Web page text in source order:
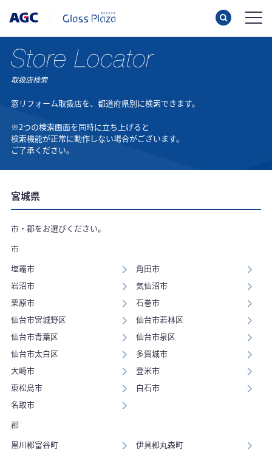
取扱店検索
窓リフォーム取扱店を、都道府県別に検索できます。
※2つの検索画面を同時に立ち上げると
検索機能が正常に動作しない場合がございます。
ご了承ください。
宮城県
市・郡をお選びください。
市
塩竈市
角田市
岩沼市
気仙沼市
栗原市
石巻市
仙台市宮城野区
仙台市若林区
仙台市青葉区
仙台市泉区
仙台市太白区
多賀城市
大崎市
登米市
東松島市
白石市
名取市
郡
黒川郡富谷町
伊具郡丸森町